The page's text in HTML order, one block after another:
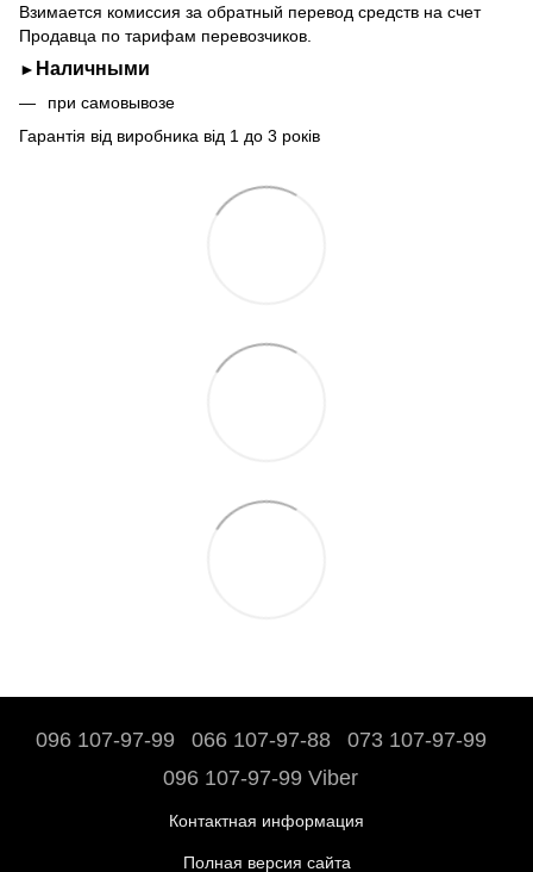
Взимается комиссия за обратный перевод средств на счет
Продавца по тарифам перевозчиков.
► Наличными
при самовывозе
Гарантія від виробника від 1 до 3 років
096 107-97-99 066 107-97-88
073 107-97-99
096 107-97-99 Viber
Контактная информация
Полная версия сайта